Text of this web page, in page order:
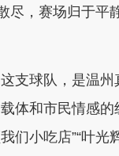
尽，赛场归于平
球队，是温州
体和市民情感
们小吃店”“叶光